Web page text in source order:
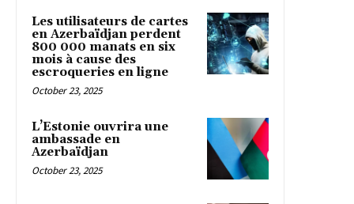
Les utilisateurs de cartes
en Azerbaïdjan perdent
800 000 manats en six
mois à cause des
escroqueries en ligne
October 23, 2025
L’Estonie ouvrira une
ambassade en
Azerbaïdjan
October 23, 2025